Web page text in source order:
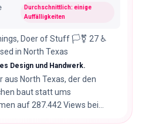
Durchschnittlich: einige
Auffälligkeiten
Doer of Stuff 🏳️‍⚧️ 27 ♿️
in North Texas
Design und Handwerk.
aus North Texas, der den
baut statt ums
auf 287.442 Views bei